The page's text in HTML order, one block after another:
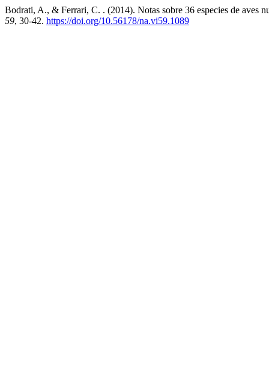
Bodrati, A., & Ferrari, C. . (2014). Notas sobre 36 especies de aves
59, 30-42. https://doi.org/10.56178/na.vi59.1089